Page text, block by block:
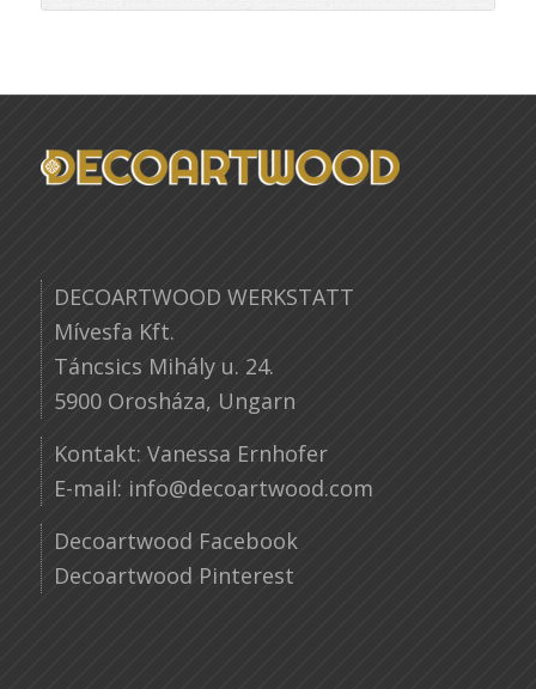
DECOARTWOOD WERKSTATT
Mívesfa Kft.
Táncsics Mihály u. 24.
5900 Orosháza, Ungarn
Kontakt: Vanessa Ernhofer
E-mail: info@decoartwood.com
Decoartwood Facebook
Decoartwood Pinterest